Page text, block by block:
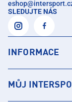
eshop@
SLEDUJTE NÁS
INFORMACE
MŮJ